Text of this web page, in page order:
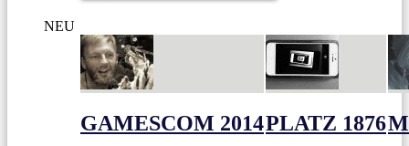
NEU
GAMESCOM 2014PLATZ 1876